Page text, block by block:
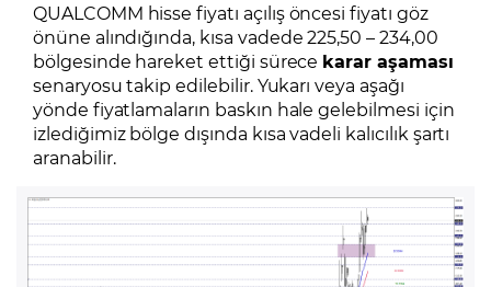
QUALCOMM hisse fiyatı açılış öncesi fiyatı göz
önüne alındığında, kısa vadede 225,50 – 234,00
bölgesinde hareket ettiği sürece karar aşaması
senaryosu takip edilebilir. Yukarı veya aşağı
yönde fiyatlamaların baskın hale gelebilmesi için
izlediğimiz bölge dışında kısa vadeli kalıcılık şartı
aranabilir.